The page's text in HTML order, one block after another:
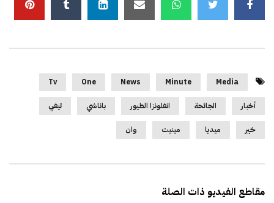
Media
Minute
News
One
Tv
أخبار الجائحة انفلونزا الطيور باناشي تيفي
خير ميديا مينيت وان
مقاطع الفيديو ذات الصلة